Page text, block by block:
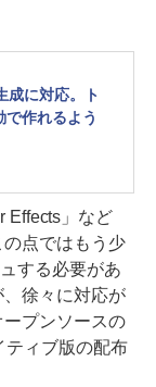
成に対応。ト
で作れるよう
Effects」など
点ではもう少
する必要があ
徐々に対応が
プンソースの
ティブ版の配布